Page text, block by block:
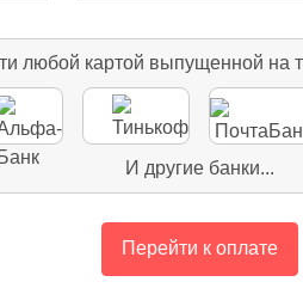
любой картой выпущенной на
И другие банки...
Перейти к оплате